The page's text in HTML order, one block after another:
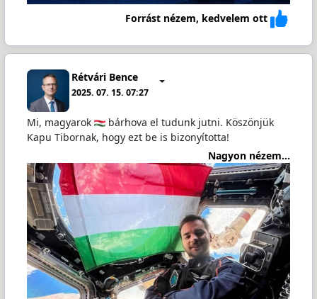
Forrást nézem, kedvelem ott
Rétvári Bence
2025. 07. 15. 07:27
Mi, magyarok
bárhova el tudunk jutni. Köszönjük
Kapu Tibornak, hogy ezt be is bizonyította!
Nagyon nézem...